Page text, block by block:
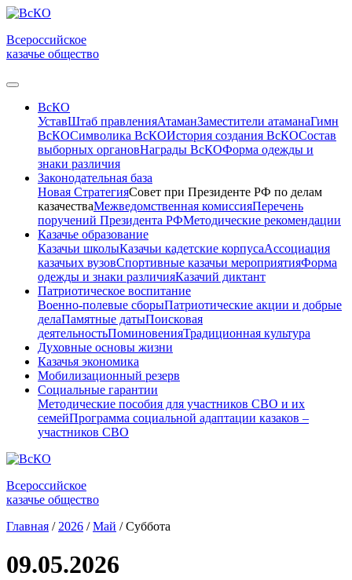
Всероссийское
казачье общество
ВсКО
УставШтаб правленияАтаманЗаместители атаманаГимн
ВсКОСимволика ВсКОИстория создания ВсКОСостав
выборных органовНаграды ВсКОФорма одежды и
знаки различия
Законодательная база
Новая СтратегияСовет при Президенте РФ по делам
казачестваМежведомственная комиссияПеречень
поручений Президента РФМетодические рекомендации
Казачье образование
Казачьи школыКазачьи кадетские корпусаАссоциация
казачьих вузовСпортивные казачьи мероприятияФорма
одежды и знаки различияКазачий диктант
Патриотическое воспитание
Военно-полевые сборыПатриотические акции и добрые
делаПамятные датыПоисковая
деятельностьПоминовенияТрадиционная культура
Духовные основы жизни
Казачья экономика
Мобилизационный резерв
Социальные гарантии
Методические пособия для участников СВО и их
семейПрограмма социальной адаптации казаков –
участников СВО
Всероссийское
казачье общество
Главная / 2026 / Май /Суббота
09.05.2026